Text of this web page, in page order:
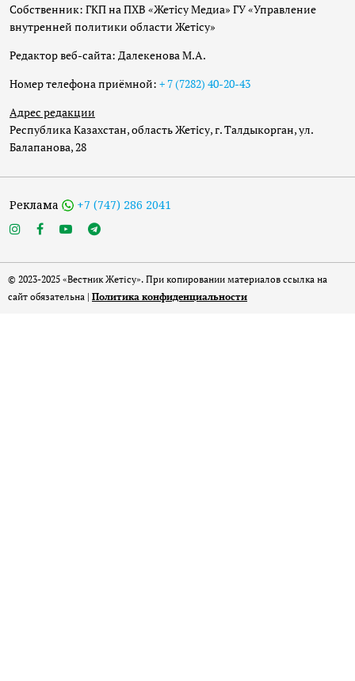
Собственник: ГКП на ПХВ «Жетісу Медиа» ГУ «Управление
внутренней политики области Жетісу»
Редактор веб-сайта: Далекенова М.А.
Номер телефона приёмной: + 7 (7282) 40-20-43
Адрес редакции
Республика Казахстан, область Жетісу, г. Талдыкорган, ул.
Балапанова, 28
Реклама +7 (747) 286 2041
© 2023-2025 «Вестник Жетісу». При копировании материалов ссылка на
сайт обязательна | Политика конфиденциальности